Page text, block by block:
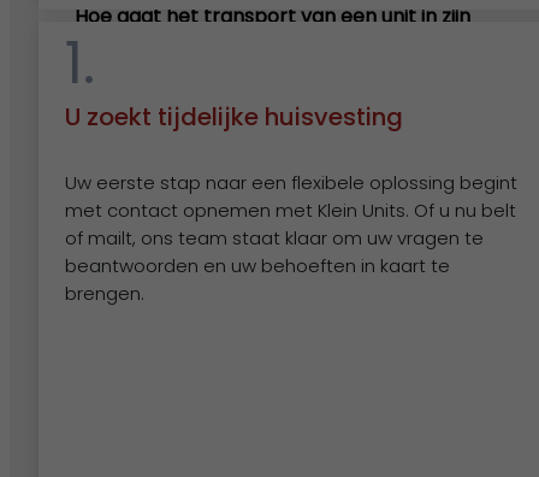
1.
U zoekt tijdelijke huisvesting
Uw eerste stap naar een flexibele oplossing begint
met contact opnemen met Klein Units. Of u nu belt
of mailt, ons team staat klaar om uw vragen te
beantwoorden en uw behoeften in kaart te
brengen.
Hoe gaat het transport van een unit in zijn
werk?
Hoe vraag ik een offerte aan?